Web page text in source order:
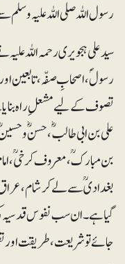
رسول اللہ صلی اللہ علیہ
سید علی ہجویری رحمہ اللہ
رسولؐ ، اصحابِ صفّہ، تابعین اور
تصوف کے لیے مشعلِ راہ
علی بن ابی طالب ؓ ، حسنؓ و
بن مبارکؒ ، معروف کرخیؒ،
بغدادی ؒ سے لے کر شام، عراق،
گیا ہے۔ ان سب نفوس قدسیہ کی
جائے تو شریعت، طریقت اور